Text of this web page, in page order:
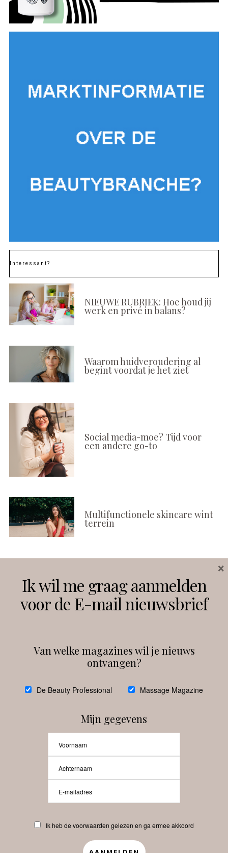
Interessant?
NIEUWE RUBRIEK: Hoe houd jij
werk en privé in balans?
Waarom huidveroudering al
begint voordat je het ziet
Social media-moe? Tijd voor
een andere go-to
Multifunctionele skincare wint
terrein
Instagram Facebook
debeautyprofessional
Beauty-Pro.nl
Abonneren Contact
Ik wil me graag aanmelden
voor de E-mail nieuwsbrief
Van welke magazines wil je nieuws
ontvangen?
De Beauty Professional Massage Magazine
Mijn gegevens
Ik heb de voorwaarden gelezen en ga ermee akkoord
×